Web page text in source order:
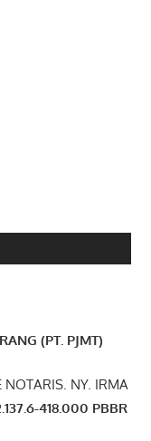
(PT. PJMT)
NY. IRMA
.137.6-418.000 PBBR